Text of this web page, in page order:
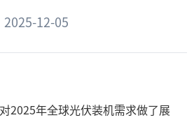
2025-12-05
2025年全球光伏装机需求做了展